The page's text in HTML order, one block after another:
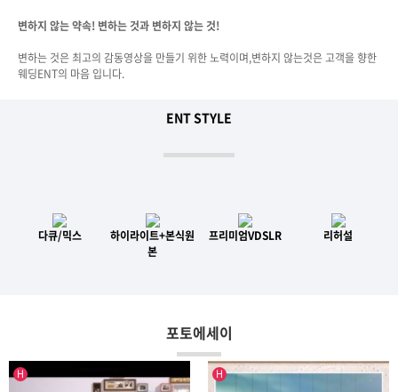
변하지 않는 약속! 변하는 것과 변하지 않는 것!
변하는 것은 최고의 감동영상을 만들기 위한 노력이며,변하지 않는것은 고객을 향한
웨딩ENT의 마음 입니다.
ENT STYLE
다큐/믹스
하이라이트+본식원
본
프리미엄VDSLR 리허설
포토에세이
H
인기글
H
인기글